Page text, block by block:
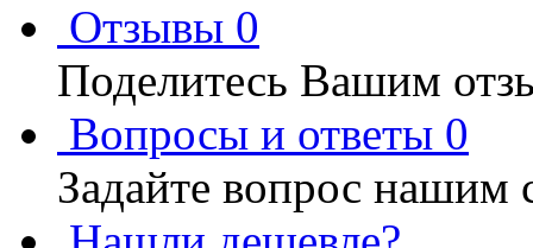
Отзывы 0
Поделитесь Вашим
Вопросы и ответы 0
Задайте вопрос нашим